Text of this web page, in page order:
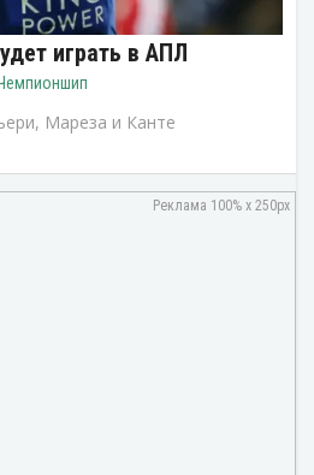
играть в АПЛ
Мареза и Канте